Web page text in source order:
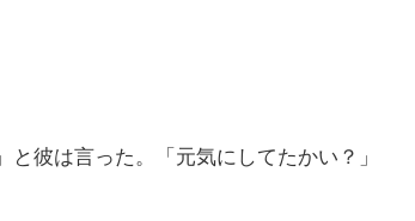
と彼は言った。「元気にしてたかい？」